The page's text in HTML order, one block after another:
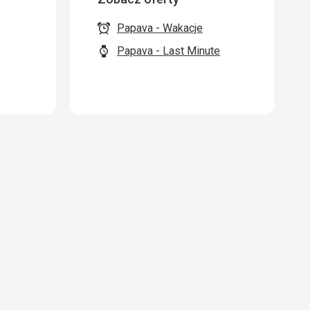
Papava - Wakacje
Papava - Last Minute